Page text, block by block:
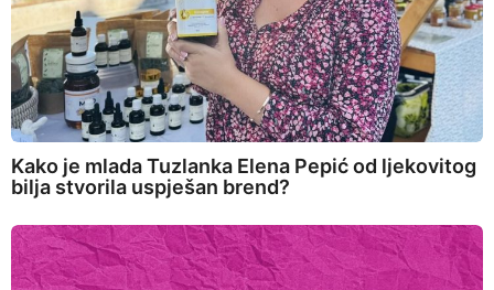
Kako je mlada Tuzlanka Elena Pepić od ljekovitog
bilja stvorila uspješan brend?